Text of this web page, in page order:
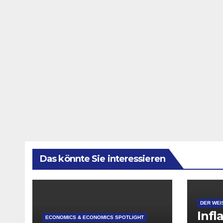
Das könnte Sie interessieren
ECONOMICS & ECONOMICS SPOTLIGHT
DER